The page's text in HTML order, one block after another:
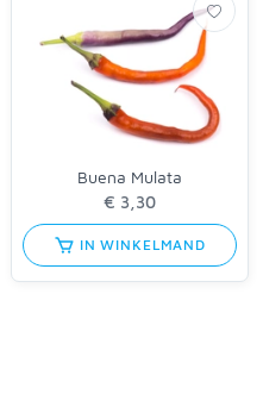
Buena Mulata
IN WINKELMAND